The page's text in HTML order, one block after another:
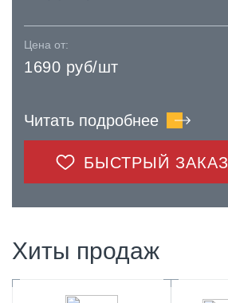
Цена от:
1690 руб/шт
Читать подробнее
БЫСТРЫЙ ЗАКАЗ
Хиты продаж